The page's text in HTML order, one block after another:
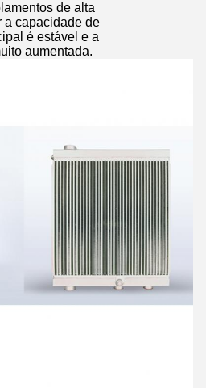
de alta
a capacidade de
é estável e a
aumentada.